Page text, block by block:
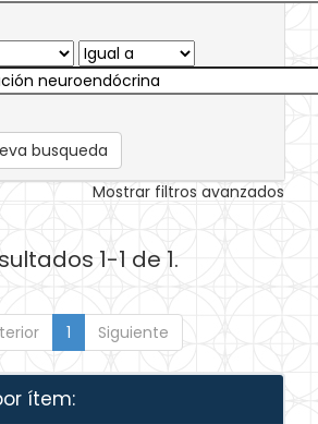
busqueda
Mostrar filtros avanzados
1-1 de 1.
1 Siguiente
ítem: